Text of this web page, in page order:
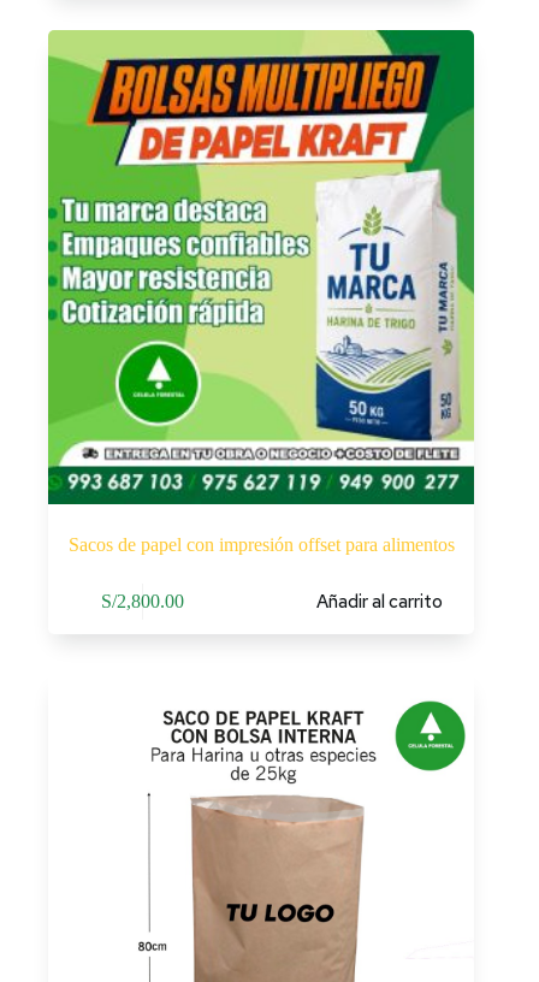
Sacos de papel con impresión offset para alimentos
S/2,800.00 Añadir al carrito